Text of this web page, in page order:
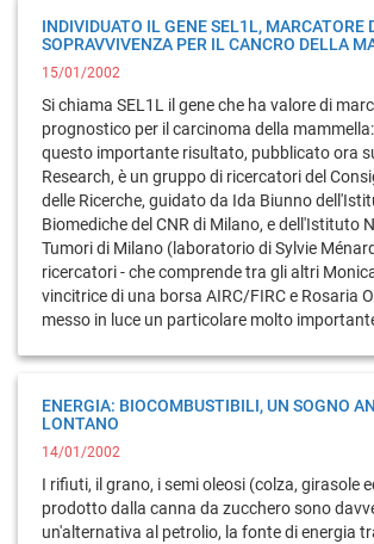
INDIVIDUATO IL GENE SEL1L, MARCATORE
SOPRAVVIVENZA PER IL CANCRO DELLA
15/01/2002
Si chiama SEL1L il gene che ha valore di
prognostico per il carcinoma della
questo importante risultato, pubblicato ora
Research, è un gruppo di ricercatori del
delle Ricerche, guidato da Ida Biunno
Biomediche del CNR di Milano, e dell'Istituto
Tumori di Milano (laboratorio di Sylvie
ricercatori - che comprende tra gli altri
vincitrice di una borsa AIRC/FIRC e Rosaria
messo in luce un particolare molto
ENERGIA: BIOCOMBUSTIBILI, UN SOGNO
LONTANO
14/01/2002
I rifiuti, il grano, i semi oleosi (colza, girasole
prodotto dalla canna da zucchero sono
un'alternativa al petrolio, la fonte di energia